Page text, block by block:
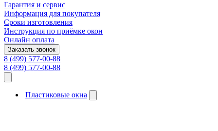
Гарантия и сервис
Информация для покупателя
Сроки изготовления
Инструкция по приёмке окон
Онлайн оплата
Заказать звонок
8 (499) 577-00-88
8 (499) 577-00-88
Пластиковые окна